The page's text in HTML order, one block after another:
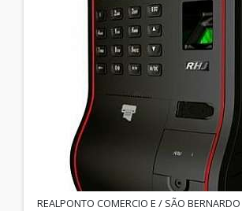
REALPONTO COMERCIO E / SÃO